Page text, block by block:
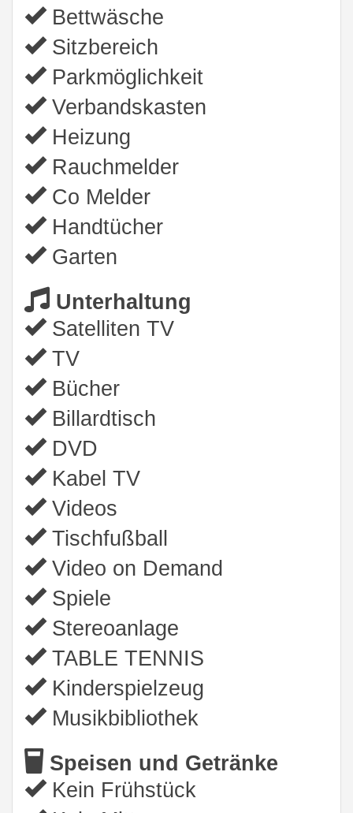
Bettwäsche
Sitzbereich
Parkmöglichkeit
Verbandskasten
Heizung
Rauchmelder
Co Melder
Handtücher
Garten
Unterhaltung
Satelliten TV
TV
Bücher
Billardtisch
DVD
Kabel TV
Videos
Tischfußball
Video on Demand
Spiele
Stereoanlage
TABLE TENNIS
Kinderspielzeug
Musikbibliothek
Speisen und Getränke
Kein Frühstück